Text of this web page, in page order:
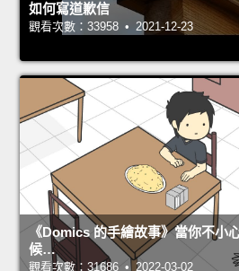
如何寫道歉信
觀看次數：33958 • 2021-12-23
《Domics 的手繪故事》當你不小
候…
觀看次數：31686 • 2022-03-02